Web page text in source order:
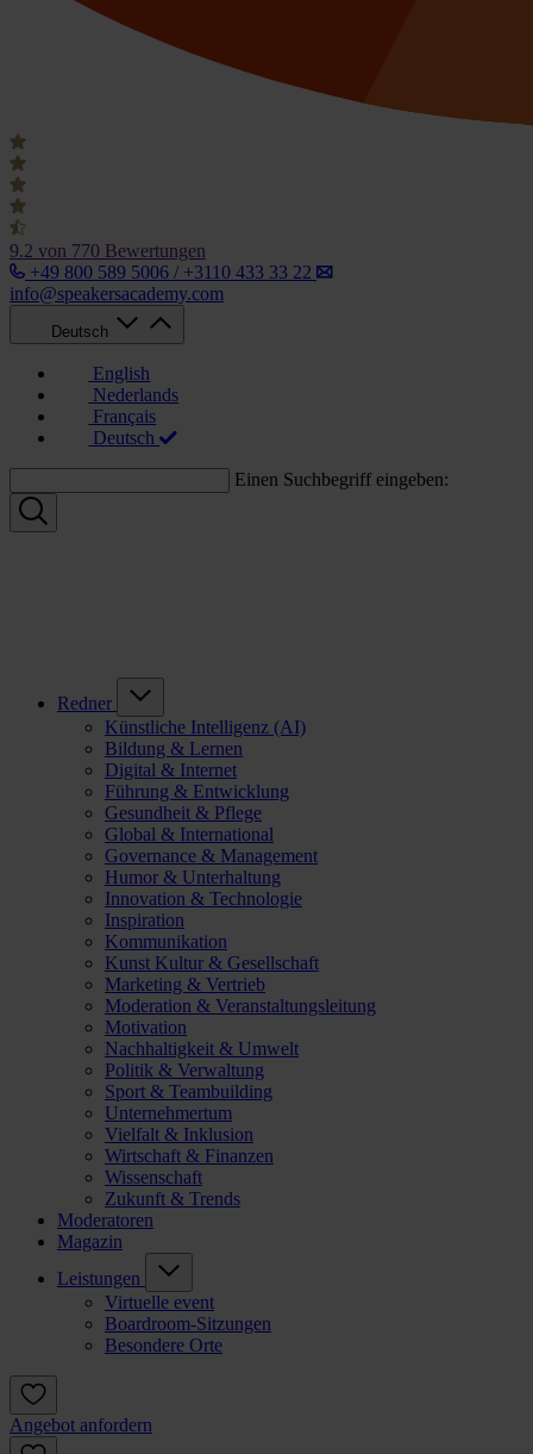
9.2 von 770 Bewertungen
+49 800 589 5006 / +3110 433 33 22
info@speakersacademy.com
Deutsch
English
Nederlands
Français
Deutsch
Einen Suchbegriff eingeben:
Redner
Künstliche Intelligenz (AI)
Bildung & Lernen
Digital & Internet
Führung & Entwicklung
Gesundheit & Pflege
Global & International
Governance & Management
Humor & Unterhaltung
Innovation & Technologie
Inspiration
Kommunikation
Kunst Kultur & Gesellschaft
Marketing & Vertrieb
Moderation & Veranstaltungsleitung
Motivation
Nachhaltigkeit & Umwelt
Politik & Verwaltung
Sport & Teambuilding
Unternehmertum
Vielfalt & Inklusion
Wirtschaft & Finanzen
Wissenschaft
Zukunft & Trends
Moderatoren
Magazin
Leistungen
Virtuelle event
Boardroom-Sitzungen
Besondere Orte
Angebot anfordern